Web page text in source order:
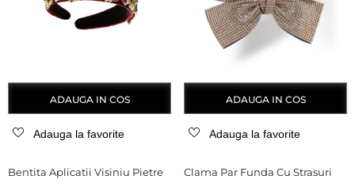
ADAUGA IN COS
Adauga la favorite
Bentita Aplicatii Visiniu Pietre
ADAUGA IN COS
Adauga la favorite
Clama Par Funda Cu Strasuri